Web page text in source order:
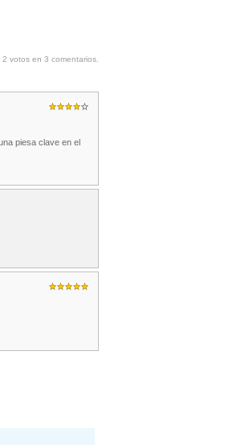
2 votos en 3 comentarios.
piesa clave en el